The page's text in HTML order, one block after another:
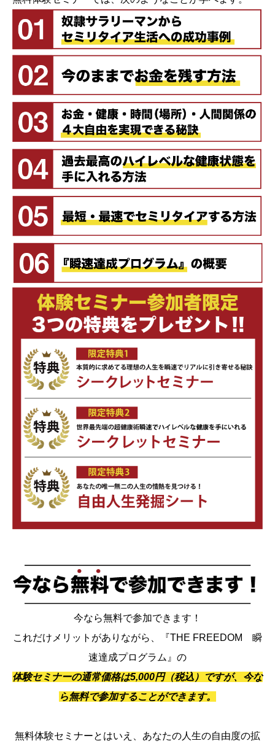
今なら無料で参加できます！
これだけメリットがありながら、『THE FREEDOM 瞬
速達成プログラム』の
体験セミナーの通常価格は5,000円（税込）ですが、今な
ら無料で参加することができます。
無料体験セミナーとはいえ、あなたの人生の自由度の拡